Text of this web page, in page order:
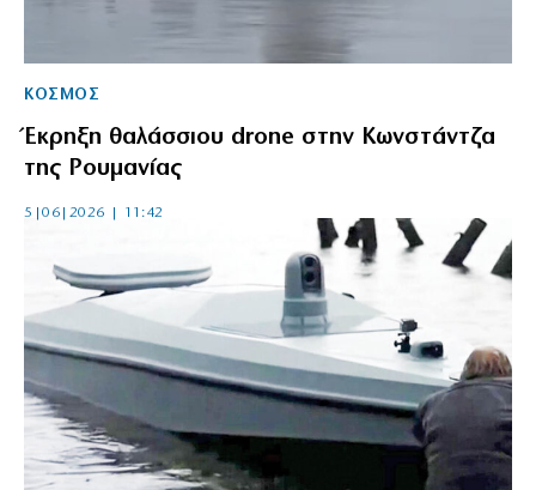
ΚΟΣΜΟΣ
Έκρηξη θαλάσσιου drone στην Κωνστάντζα
της Ρουμανίας
5|06|2026 | 11:42